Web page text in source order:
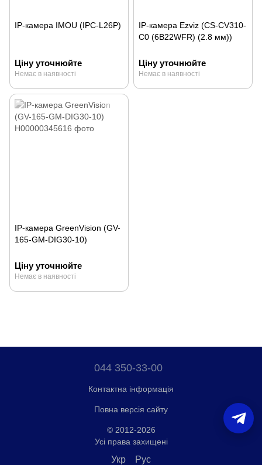
IP-камера IMOU (IPC-L26P)
Ціну уточнюйте
Немає в наявності
IP-камера Ezviz (CS-CV310-
C0 (6B22WFR) (2.8 мм))
Ціну уточнюйте
Немає в наявності
IP-камера GreenVision (GV-
165-GM-DIG30-10)
Ціну уточнюйте
Немає в наявності
044 350-33-00
Контактна інформація
Повна версія сайту
© 2012-2026
Усі права захищені
Укр Рус